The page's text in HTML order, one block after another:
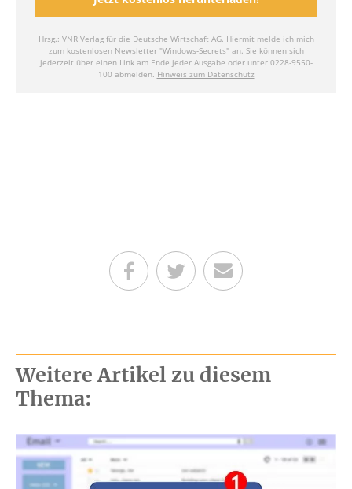
Teilen auf Facebook
Teilen auf Twitter
Per E-Mail senden
Weitere Artikel zu diesem
Thema: